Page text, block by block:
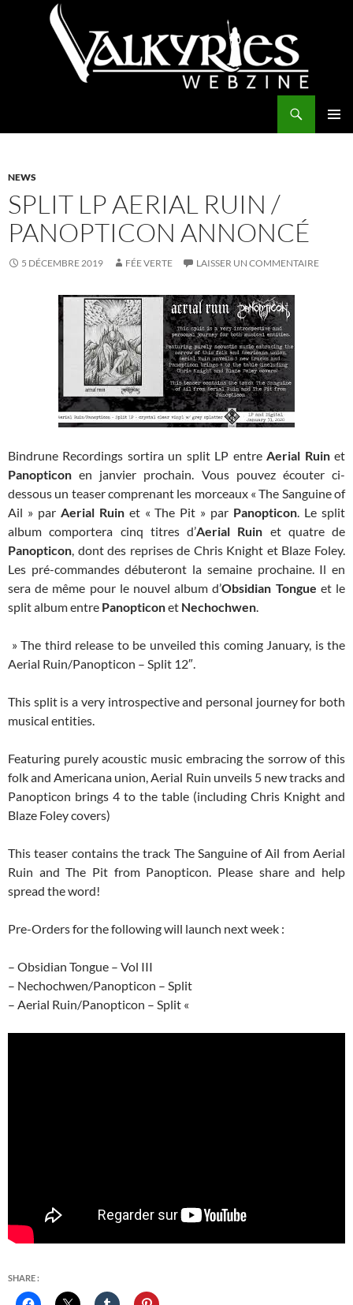
NEWS
SPLIT LP AERIAL RUIN /
PANOPTICON ANNONCÉ
5 DÉCEMBRE 2019 FÉE VERTE LAISSER UN COMMENTAIRE
Bindrune Recordings sortira un split LP entreAerial Ruinet
Panopticon en janvier prochain. Vous pouvez écouter ci-
dessous un teaser comprenant les morceaux « The Sanguine of
Ail » par Aerial Ruinet « The Pit » par Panopticon. Le split
album comportera cinq titres d’Aerial Ruin et quatre de
Panopticon, dont des reprises de Chris Knight et Blaze Foley.
Les pré-commandes débuteront la semaine prochaine. Il en
sera de même pour le nouvel album d’Obsidian Tongue et le
split album entre Panopticonet Nechochwen.
» The third release to be unveiled this coming January, is the
Aerial Ruin/Panopticon – Split 12″.
This split is a very introspective and personal journey for both
musical entities.
Featuring purely acoustic music embracing the sorrow of this
folk and Americana union, Aerial Ruin unveils 5 new tracks and
Panopticon brings 4 to the table (including Chris Knight and
Blaze Foley covers)
This teaser contains the track The Sanguine of Ail from Aerial
Ruin and The Pit from Panopticon. Please share and help
spread the word!
Pre-Orders for the following will launch next week :
– Obsidian Tongue – Vol III
– Nechochwen/Panopticon – Split
– Aerial Ruin/Panopticon – Split «
SHARE :